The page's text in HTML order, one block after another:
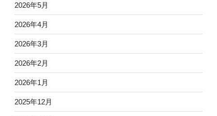
2026年5月
2026年4月
2026年3月
2026年2月
2026年1月
2025年12月